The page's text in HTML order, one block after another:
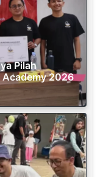
Pilah
Academy 2026